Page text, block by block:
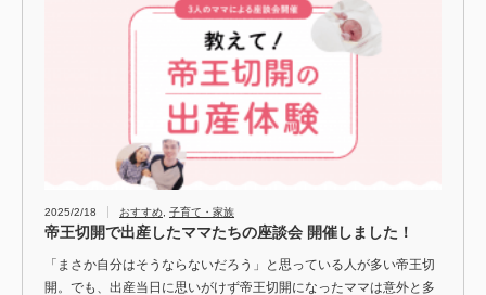
2025/2/18 おすすめ 子育て・家族
帝王切開で出産したママたちの座談会 開催しました！
「まさか自分はそうならないだろう」と思っている人が多い帝王切
開。でも、出産当日に思いがけず帝王切開になったママは意外と多